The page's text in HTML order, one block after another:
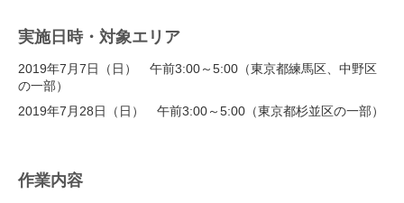
実施日時・対象エリア
2019年7月7日（日） 午前3:00～5:00（東京都練馬区、中野区
の一部）
2019年7月28日（日） 午前3:00～5:00（東京都杉並区の一部）
作業内容